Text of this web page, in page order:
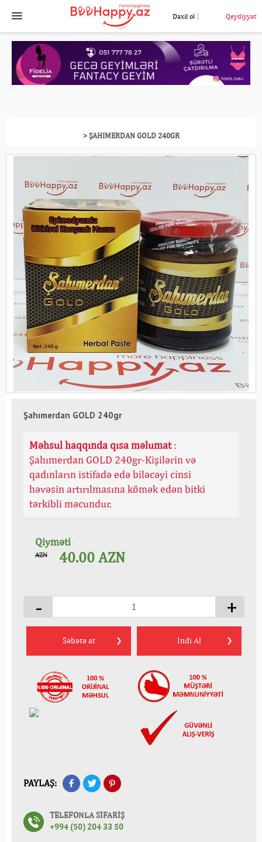
Daxil ol Qeydiyyat
> ŞAHIMERDAN GOLD 240GR
Şahımerdan GOLD 240gr
Məhsul haqqında qısa məlumat:
Şahımerdan GOLD 240gr-Kişilərin və
qadınların istifadə edə biləcəyi cinsi
həvəsin artırılmasına kömək edən bitki
tərkibli məcundur.
Qiyməti
AZN 40.00 AZN
- +
Səbətə at İndi Al
PAYLAŞ:
TELEFONLA SİFARİŞ
+994 (50) 204 33 50